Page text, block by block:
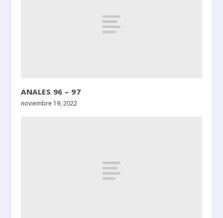
ANALES 96 – 97
noviembre 19, 2022